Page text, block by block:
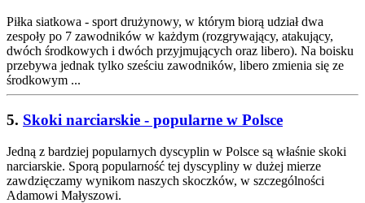
Piłka siatkowa - sport drużynowy, w którym biorą udział dwa
zespoły po 7 zawodników w każdym (rozgrywający, atakujący,
dwóch środkowych i dwóch przyjmujących oraz libero). Na boisku
przebywa jednak tylko sześciu zawodników, libero zmienia się ze
środkowym ...
5. Skoki narciarskie - popularne w Polsce
Jedną z bardziej popularnych dyscyplin w Polsce są właśnie skoki
narciarskie. Sporą popularność tej dyscypliny w dużej mierze
zawdzięczamy wynikom naszych skoczków, w szczególności
Adamowi Małyszowi.